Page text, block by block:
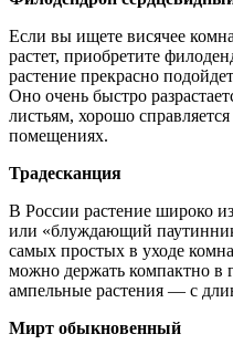
Если вы ищете висячее
растет, приобретите
растение прекрасно
Оно очень быстро
листьям, хорошо
помещениях.
Традесканция
В России растение широко
или «блуждающий
самых простых в уходе
можно держать компактно в
ампельные растения — с
Мирт обыкновенный